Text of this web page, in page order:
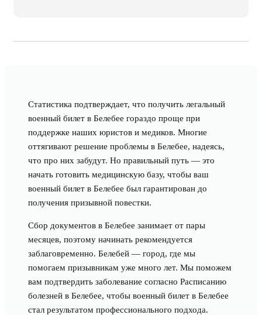
Статистика подтверждает, что получить легальный
военный билет в Белебее гораздо проще при
поддержке наших юристов и медиков. Многие
оттягивают решение проблемы в Белебее, надеясь,
что про них забудут. Но правильный путь — это
начать готовить медицинскую базу, чтобы ваш
военный билет в Белебее был гарантирован до
получения призывной повестки.
Сбор документов в Белебее занимает от пары
месяцев, поэтому начинать рекомендуется
заблаговременно. Белебей — город, где мы
помогаем призывникам уже много лет. Мы поможем
вам подтвердить заболевание согласно Расписанию
болезней в Белебее, чтобы военный билет в Белебее
стал результатом профессионального подхода.